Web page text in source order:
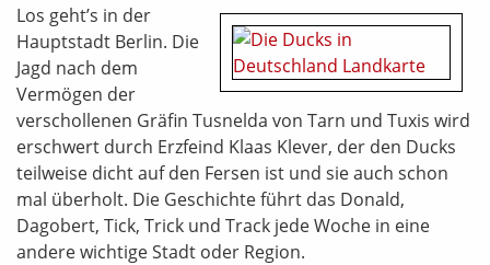
Los geht’s in der
Hauptstadt Berlin. Die
Jagd nach dem
Vermögen der
verschollenen Gräfin Tusnelda von Tarn und Tuxis wird
erschwert durch Erzfeind Klaas Klever, der den Ducks
teilweise dicht auf den Fersen ist und sie auch schon
mal überholt. Die Geschichte führt das Donald,
Dagobert, Tick, Trick und Track jede Woche in eine
andere wichtige Stadt oder Region.